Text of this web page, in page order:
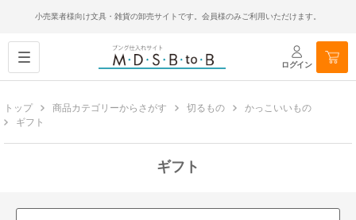
小売業者様向け文具・雑貨の卸売サイトです。会員様のみご利用いただけます。
ログイン
トップ 商品カテゴリーからさがす 切るもの
かっこいいもの
ギフト
ギフト